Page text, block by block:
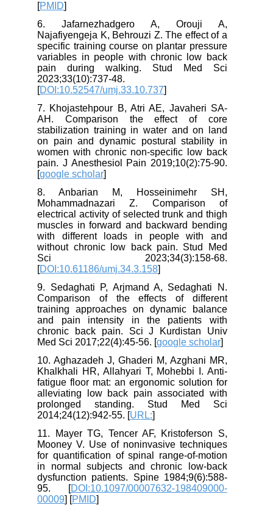
[PMID
6. Jafarnezhadgero A, Orouji A,
Najafiyengeja K, Behrouzi Z. The effect of a
specific training course on plantar pressure
variables in people with chronic low back
pain during walking. Stud Med Sci
2023;33(10):737-48.
[DOI:10.52547/umj.33.10.737
7. Khojastehpour B, Atri AE, Javaheri SA-
AH. Comparison the effect of core
stabilization training in water and on land
on pain and dynamic postural stability in
women with chronic non-specific low back
pain. J Anesthesiol Pain 2019;10(2):75-90.
[google scholar
8. Anbarian M, Hosseinimehr SH,
Mohammadnazari Z. Comparison of
electrical activity of selected trunk and thigh
muscles in forward and backward bending
with different loads in people with and
without chronic low back pain. Stud Med
Sci 2023;34(3):158-68.
[DOI:10.61186/umj.34.3.158
9. Sedaghati P, Arjmand A, Sedaghati N.
Comparison of the effects of different
training approaches on dynamic balance
and pain intensity in the patients with
chronic back pain. Sci J Kurdistan Univ
Med Sci 2017;22(4):45-56. [google scholar
10. Aghazadeh J, Ghaderi M, Azghani MR,
Khalkhali HR, Allahyari T, Mohebbi I. Anti-
fatigue floor mat: an ergonomic solution for
alleviating low back pain associated with
prolonged standing. Stud Med Sci
2014;24(12):942-55. [URL:
11. Mayer TG, Tencer AF, Kristoferson S,
Mooney V. Use of noninvasive techniques
for quantification of spinal range-of-motion
in normal subjects and chronic low-back
dysfunction patients. Spine 1984;9(6):588-
95. [DOI:10.1097/00007632-198409000-
00009] [PMID